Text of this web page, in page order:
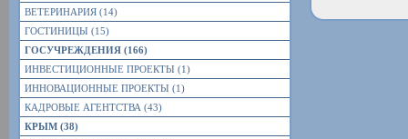
ВЕТЕРИНАРИЯ (14)
ГОСТИНИЦЫ (15)
ГОСУЧРЕЖДЕНИЯ (166)
ИНВЕСТИЦИОННЫЕ ПРОЕКТЫ (1)
ИННОВАЦИОННЫЕ ПРОЕКТЫ (1)
КАДРОВЫЕ АГЕНТСТВА (43)
КРЫМ (38)